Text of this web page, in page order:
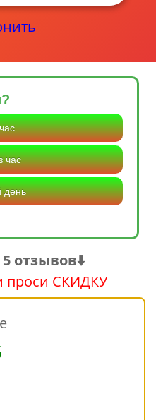
час
день
отзывов⬇️
проси СКИДКУ